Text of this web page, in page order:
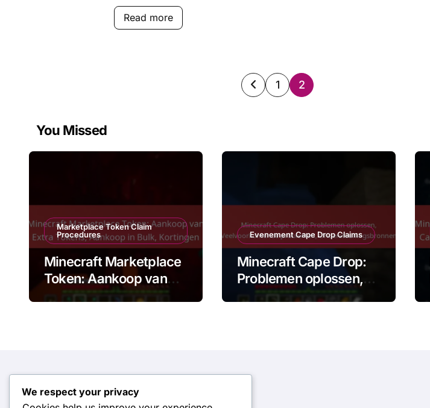
Read more
Posts
1 2
You Missed
Marketplace Token Claim
Procedures
Minecraft Marketplace
Token: Aankoop van
Extra Tokens, Aankoop
Evenement Cape Drop Claims
Minecraft Cape Drop:
Problemen oplossen,
Veelvoorkomende
Zoeken
We respect your privacy